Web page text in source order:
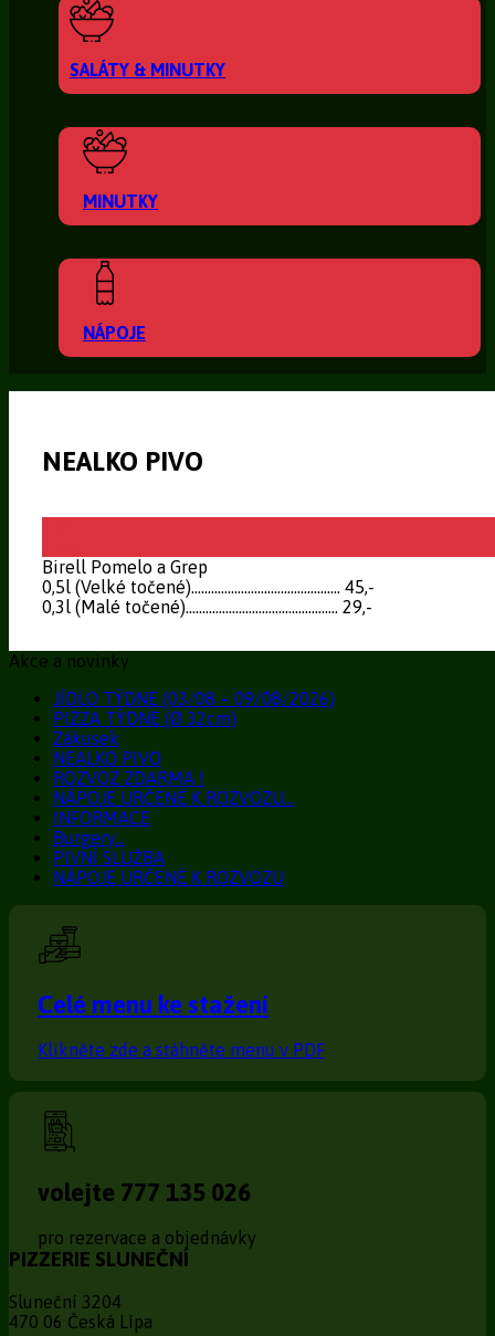
SALÁTY & MINUTKY
MINUTKY
NÁPOJE
NEALKO PIVO
Birell Pomelo a Grep
0,5l (Velké točené)……………………………………… 45,-
0,3l (Malé točené)………………………………………. 29,-
Akce a novinky
JÍDLO TÝDNE (03/08 – 09/08/2026)
PIZZA TÝDNE (Ø 32cm)
Zákusek
NEALKO PIVO
ROZVOZ ZDARMA !
NÁPOJE URČENÉ K ROZVOZU…
INFORMACE
Burgery…
PIVNÍ SLUŽBA
NÁPOJE URČENÉ K ROZVOZU
Celé menu ke stažení
Klikněte zde a stáhněte menu v PDF
volejte 777 135 026
pro rezervace a objednávky
PIZZERIE SLUNEČNÍ
Sluneční 3204
470 06 Česká Lípa